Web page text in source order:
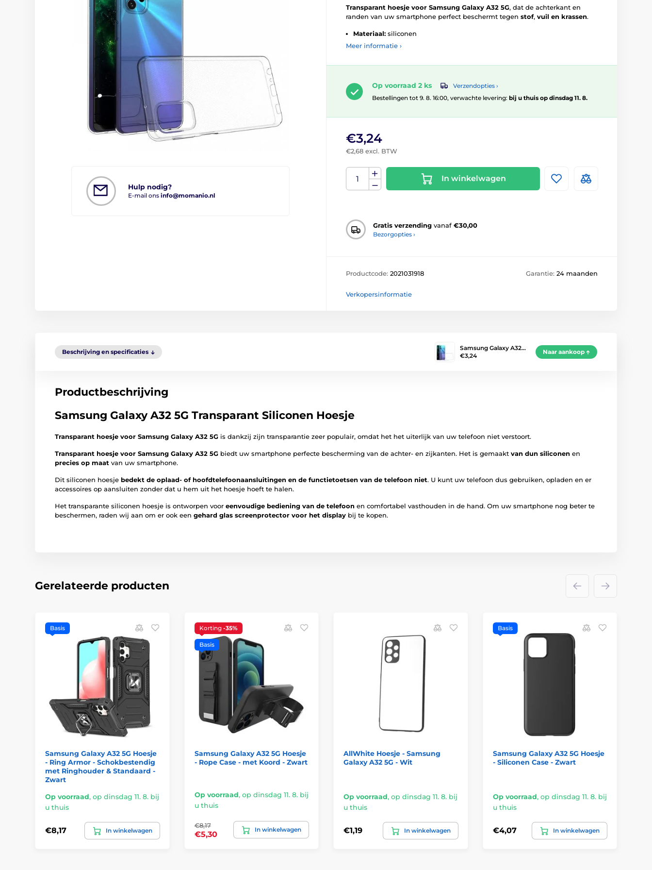
Hulp nodig?
E-mail ons info@momanio.nl
Transparant hoesje voor Samsung Galaxy A32 5G, dat de achterkant en
randen van uw smartphone perfect beschermt tegen stof, vuil en krassen.
Materiaal: siliconen
Meer informatie ›
Op voorraad 2 ks
Verzendopties ›
Bestellingen tot 9. 8. 16:00, verwachte levering: bij u thuis op dinsdag 11. 8.
€3,24
€2,68 excl. BTW
In winkelwagen
Gratis verzending vanaf €30,00
Bezorgopties ›
Productcode: 2021031918 Garantie: 24 maanden
Verkopersinformatie
Beschrijving en specificaties
Samsung Galaxy A32…
€3,24
Naar aankoop
Productbeschrijving
Samsung Galaxy A32 5G Transparant Siliconen Hoesje
Transparant hoesje voor Samsung Galaxy A32 5G is dankzij zijn transparantie zeer populair, omdat het het uiterlijk van uw telefoon niet verstoort.
Transparant hoesje voor Samsung Galaxy A32 5G biedt uw smartphone perfecte bescherming van de achter- en zijkanten. Het is gemaakt van dun siliconen en
precies op maat van uw smartphone.
Dit siliconen hoesje bedekt de oplaad- of hoofdtelefoonaansluitingen en de functietoetsen van de telefoon niet. U kunt uw telefoon dus gebruiken, opladen en er
accessoires op aansluiten zonder dat u hem uit het hoesje hoeft te halen.
Het transparante siliconen hoesje is ontworpen voor eenvoudige bediening van de telefoon en comfortabel vasthouden in de hand. Om uw smartphone nog beter te
beschermen, raden wij aan om er ook een gehard glas screenprotector voor het display bij te kopen.
Gerelateerde producten
Basis
Samsung Galaxy A32 5G Hoesje
- Ring Armor - Schokbestendig
met Ringhouder & Standaard -
Zwart
Op voorraad, op dinsdag 11. 8. bij
u thuis
€8,17 In winkelwagen
Korting -35%
Basis
Samsung Galaxy A32 5G Hoesje
- Rope Case - met Koord - Zwart
Op voorraad, op dinsdag 11. 8. bij
u thuis
€8,17
€5,30
In winkelwagen
AllWhite Hoesje - Samsung
Galaxy A32 5G - Wit
Op voorraad, op dinsdag 11. 8. bij
u thuis
€1,19 In winkelwagen
Basis
Samsung Galaxy A32 5G Hoesje
- Siliconen Case - Zwart
Op voorraad, op dinsdag 11. 8. bij
u thuis
€4,07 In winkelwagen